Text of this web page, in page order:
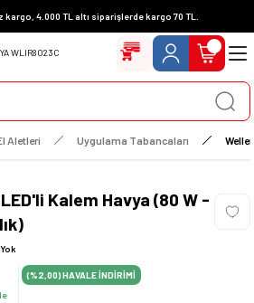
4.000 TL altı siparişlerde kargo 70 TL.
Aletleri Uygulama Tabancaları
Kalem Havya (80 W -
(%2,00)HAVALE İNDİRİMİ